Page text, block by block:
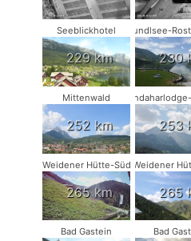
Seeblickhotel
229 km
Grundlsee-
230
Mittenwald
252 km 253
Weidener Hütte-Süd
265 km
Weidener
265
Bad Gastein Bad